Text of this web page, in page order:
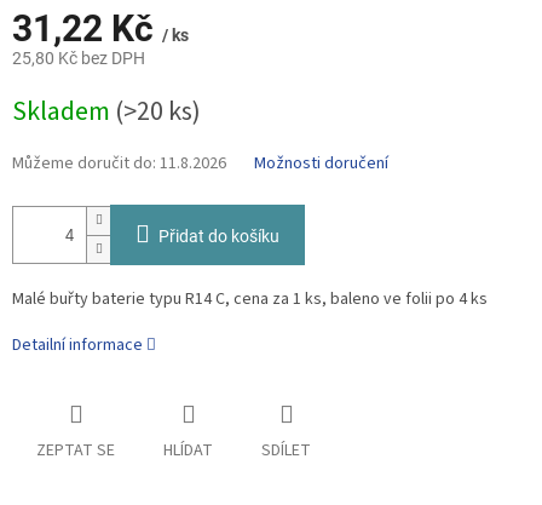
31,22 Kč / ks
25,80 Kč bez DPH
cena:
Skladem (>20 ks)
Můžeme doručit do: 11.8.2026 Možnosti doručení
Přidat do košíku
Malé buřty baterie typu R14 C, cena za 1 ks, baleno ve folii po 4 ks
Detailní informace
ZEPTAT SE HLÍDAT SDÍLET